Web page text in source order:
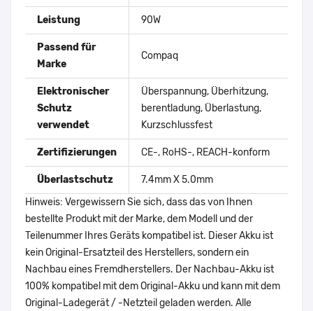
Leistung 90W
Passend für
Marke
Compaq
Elektronischer
Schutz
verwendet
Überspannung, Überhitzung,
berentladung, Überlastung,
Kurzschlussfest
Zertifizierungen CE-, RoHS-, REACH-konform
Überlastschutz
7.4mm X 5.0mm
Hinweis: Vergewissern Sie sich, dass das von Ihnen
bestellte Produkt mit der Marke, dem Modell und der
Teilenummer Ihres Geräts kompatibel ist. Dieser Akku ist
kein Original-Ersatzteil des Herstellers, sondern ein
Nachbau eines Fremdherstellers. Der Nachbau-Akku ist
100% kompatibel mit dem Original-Akku und kann mit dem
Original-Ladegerät / -Netzteil geladen werden. Alle